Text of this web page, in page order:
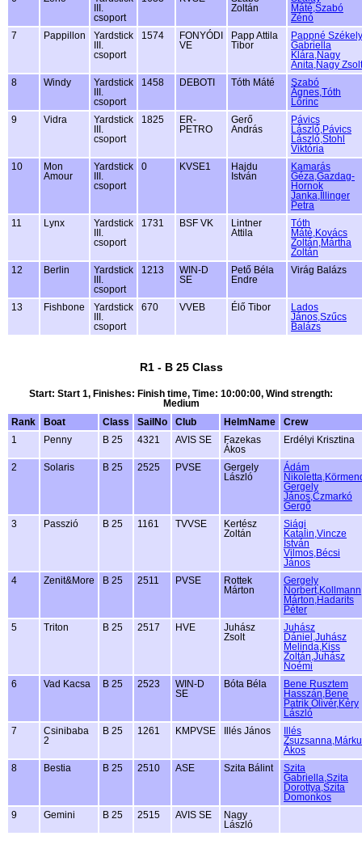
csoport
Zoltán
Máté,Szabó
Zénó
7
Pappillon
Yardstick
csoport
1574
FONYÓDI
VE
Papp Attila
Tibor
Pappné Székely
Gabriella
Klára,Nagy
Anita,Nagy Zsolt
8
Windy
Yardstick
csoport
1458 DEBOTI Tóth Máté
Szabó
Ágnes,Tóth
Lőrinc
9
Vidra
Yardstick
csoport
1825
ER-
PETRO
Gerő
András
Pávics
László,Pávics
László,Stohl
Viktória
10
Mon
Amour
Yardstick
csoport
0 KVSE1
Hajdu
István
Kamarás
Géza,Gazdag-
Hornok
Janka,Illinger
Petra
11
Lynx
Yardstick
csoport
1731 BSF VK
Lintner
Attila
Tóth
Máté,Kovács
Zoltán,Mártha
Zoltán
12
Berlin
Yardstick
csoport
1213
WIN-D
SE
Pető Béla
Endre
Virág Balázs
13 Fishbone
Yardstick
csoport
670 VVEB Élő Tibor
Lados
János,Szűcs
Balázs
R1 - B 25 Class
Start: Start 1, Finishes: Finish time, Time: 10:00:00, Wind strength:
Medium
Rank
Boat Class SailNo Club HelmName
Crew
1
Penny B 25 4321 AVIS SE
Fazekas
Ákos
Erdélyi Krisztina
2 Solaris B 25 2525 PVSE
Gergely
László
Ádám
Gergely
János,Czmarkó
Gergő
3
Passzió B 25 1161 TVVSE
Kertész
Zoltán
Siági
Katalin,Vincze
István
Vilmos,Bécsi
János
4
Zenit&More B 25 2511 PVSE
Rottek
Márton
Gergely
Norbert,Kollmann
Márton,Hadarits
Péter
5
Triton B 25 2517 HVE
Juhász
Zsolt
Juhász
Dániel,Juhász
Melinda,Kiss
Zoltán,Juhász
Noémi
6
Vad Kacsa B 25 2523
WIN-D
SE
Bóta Béla
Bene Rusztem
Hasszán,Bene
Patrik Olivér,Kéry
László
7
Csinibaba
2
B 25 1261 KMPVSE Illés János
Illés
Ákos
8
Bestia B 25 2510 ASE Szita Bálint
Szita
Gabriella,Szita
Dorottya,Szita
Domonkos
9
Gemini B 25 2515 AVIS SE
Nagy
László